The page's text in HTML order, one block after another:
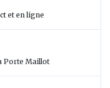
et en ligne
Porte Maillot